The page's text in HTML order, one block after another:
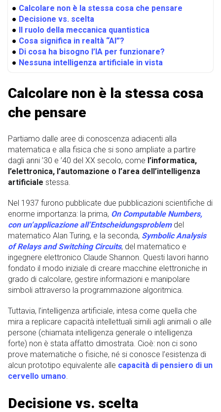
● Calcolare non è la stessa cosa che pensare
● Decisione vs. scelta
● Il ruolo della meccanica quantistica
● Cosa significa in realtà “AI”?
● Di cosa ha bisogno l’IA per funzionare?
● Nessuna intelligenza artificiale in vista
Calcolare non è la stessa cosa
che pensare
Partiamo dalle aree di conoscenza adiacenti alla
matematica e alla fisica che si sono ampliate a partire
dagli anni ’30 e ’40 del XX secolo, come l’informatica,
l’elettronica, l’automazione o l’area dell’intelligenza
artificiale stessa.
Nel 1937 furono pubblicate due pubblicazioni scientifiche di
enorme importanza: la prima, On Computable Numbers,
con un’applicazione all’Entscheidungsproblemdel
matematico Alan Turing, e la seconda, Symbolic Analysis
of Relays and Switching Circuits, del matematico e
ingegnere elettronico Claude Shannon. Questi lavori hanno
fondato il modo iniziale di creare macchine elettroniche in
grado di calcolare, gestire informazioni e manipolare
simboli attraverso la programmazione algoritmica.
Tuttavia, l’intelligenza artificiale, intesa come quella che
mira a replicare capacità intellettuali simili agli animali o alle
persone (chiamata intelligenza generale o intelligenza
forte) non è stata affatto dimostrata. Cioè: non ci sono
prove matematiche o fisiche, né si conosce l’esistenza di
alcun prototipo equivalente alle capacità di pensiero di un
cervello umano.
Decisione vs. scelta